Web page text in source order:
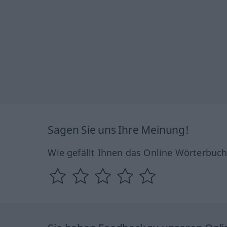
Sagen Sie uns Ihre Meinung!
Wie gefällt Ihnen das Online